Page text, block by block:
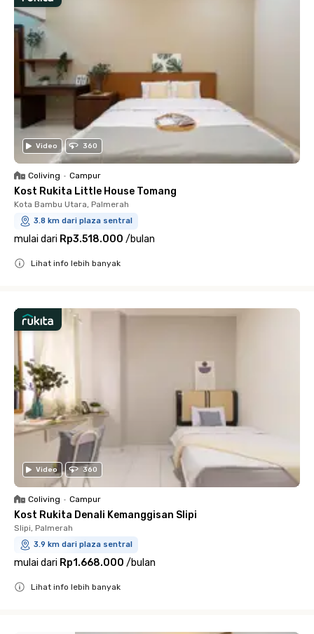
Video 360
Coliving • Campur
Kost Rukita Little House Tomang
Kota Bambu Utara, Palmerah
3.8 km dari plaza sentral
mulai dari Rp3.518.000 /bulan
Lihat info lebih banyak
Video 360
Coliving • Campur
Kost Rukita Denali Kemanggisan Slipi
Slipi, Palmerah
3.9 km dari plaza sentral
mulai dari Rp1.668.000 /bulan
Lihat info lebih banyak